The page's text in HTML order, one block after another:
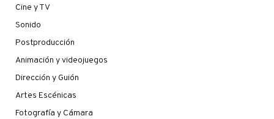
Cine y TV
Sonido
Postproducción
Animación y videojuegos
Dirección y Guión
Artes Escénicas
Fotografía y Cámara